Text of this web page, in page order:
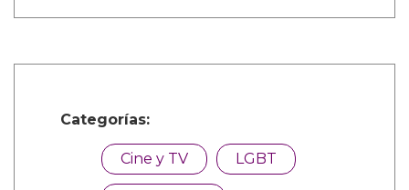
Categorías:
Cine y TV LGBT